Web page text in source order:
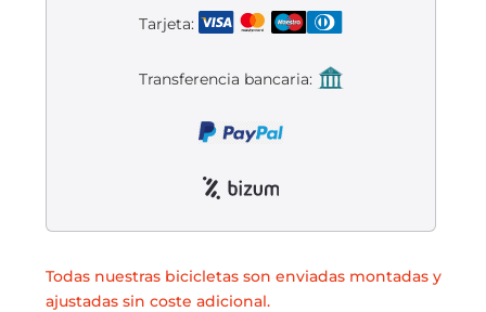
Mantenimiento de bicicletas
Tarjeta:
Transferencia bancaria:
Todas nuestras bicicletas son enviadas montadas y
ajustadas sin coste adicional.